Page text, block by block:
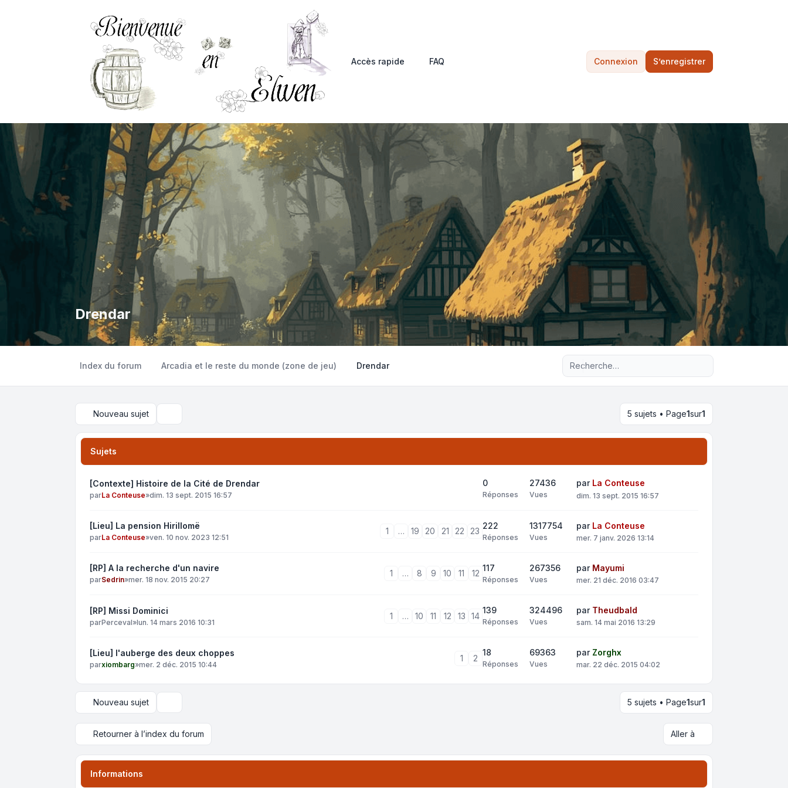
Accès rapide FAQ Connexion S’enregistrer
Drendar
Index du forum Arcadia et le reste du monde (zone de jeu) Drendar Recherche avancée
Nouveau sujet 5 sujets • Page1sur1
Sujets
[Contexte] Histoire de la Cité de Drendar
parLa Conteuse»dim. 13 sept. 2015 16:57
0
Réponses
27436
Vues
par La Conteuse
dim. 13 sept. 2015 16:57
[Lieu] La pension Hirillomë
parLa Conteuse»ven. 10 nov. 2023 12:51
1 … 19 20 21 22 23
222
Réponses
1317754
Vues
par La Conteuse
mer. 7 janv. 2026 13:14
[RP] A la recherche d'un navire
parSedrin»mer. 18 nov. 2015 20:27
1 … 8 9 10 11 12
117
Réponses
267356
Vues
par Mayumi
mer. 21 déc. 2016 03:47
[RP] Missi Dominici
parPerceval»lun. 14 mars 2016 10:31
1 … 10 11 12 13 14
139
Réponses
324496
Vues
par Theudbald
sam. 14 mai 2016 13:29
[Lieu] l'auberge des deux choppes
parxiombarg»mer. 2 déc. 2015 10:44
1 2
18
Réponses
69363
Vues
par Zorghx
mar. 22 déc. 2015 04:02
Nouveau sujet 5 sujets • Page1sur1
Retourner à l’index du forum Aller à
Informations